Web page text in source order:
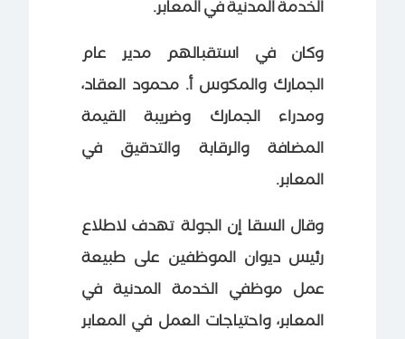
الخدمة المدنية في المعابر.
وكان في استقبالهم مدير عام
الجمارك والمكوس أ. محمود العقاد،
ومدراء الجمارك وضريبة القيمة
المضافة والرقابة والتدقيق في
المعابر.
وقال السقا إن الجولة تهدف لاطلاع
رئيس ديوان الموظفين على طبيعة
عمل موظفي الخدمة المدنية في
المعابر، واحتياجات العمل في المعابر